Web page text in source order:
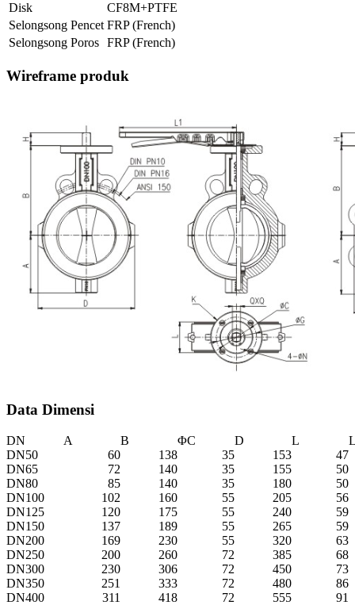
Disk
CF8M+PTFE
Selongsong Pencet FRP (French)
Selongsong Poros FRP (French)
Wireframe produk
Data Dimensi
DN A B ΦC D L
DN50
60 138 35 153
47
DN65
72 140 35 155
50
DN80
85 140 35 180
50
DN100
102 160 55 205
56
DN125
120 175 55 240
59
DN150
137 189 55 265
59
DN200
169 230 55 320
63
DN250
200 260 72 385
68
DN300
230 306 72 450
73
DN350
251 333 72 480
86
DN400
311 418 72 555 91